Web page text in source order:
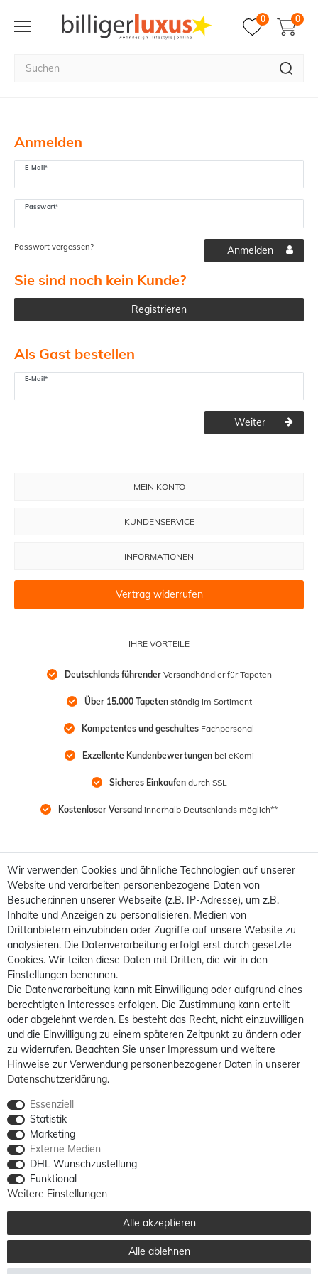
0 0
Anmelden
E-Mail*
Passwort*
Passwort vergessen? Anmelden
Sie sind noch kein Kunde?
Registrieren
Als Gast bestellen
E-Mail*
Weiter
IHRE VORTEILE
Deutschlands führender Versandhändler für Tapeten
Über 15.000 Tapeten ständig im Sortiment
Kompetentes und geschultes Fachpersonal
Exzellente Kundenbewertungen bei eKomi
Sicheres Einkaufen durch SSL
Kostenloser Versand innerhalb Deutschlands möglich**
MEIN KONTO
KUNDENSERVICE
INFORMATIONEN
Vertrag widerrufen
Wir verwenden Cookies und ähnliche Technologien auf unserer
Website und verarbeiten personenbezogene Daten von
Besucher:innen unserer Webseite (z.B. IP-Adresse), um z.B.
Inhalte und Anzeigen zu personalisieren, Medien von
Drittanbietern einzubinden oder Zugriffe auf unsere Website zu
analysieren. Die Datenverarbeitung erfolgt erst durch gesetzte
Cookies. Wir teilen diese Daten mit Dritten, die wir in den
Einstellungen benennen.
Die Datenverarbeitung kann mit Einwilligung oder aufgrund eines
berechtigten Interesses erfolgen. Die Zustimmung kann erteilt
oder abgelehnt werden. Es besteht das Recht, nicht einzuwilligen
und die Einwilligung zu einem späteren Zeitpunkt zu ändern oder
zu widerrufen. Beachten Sie unser Impressum und weitere
Hinweise zur Verwendung personenbezogener Daten in unserer
Daten­schutz­erklärung.
Essenziell
Statistik
Marketing
Externe Medien
DHL Wunschzustellung
Funktional
Weitere Einstellungen
Alle akzeptieren
Alle ablehnen